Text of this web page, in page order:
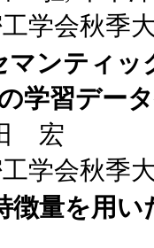
学会秋季
マンティ
学習デー
宏
学会秋季
徴量を用